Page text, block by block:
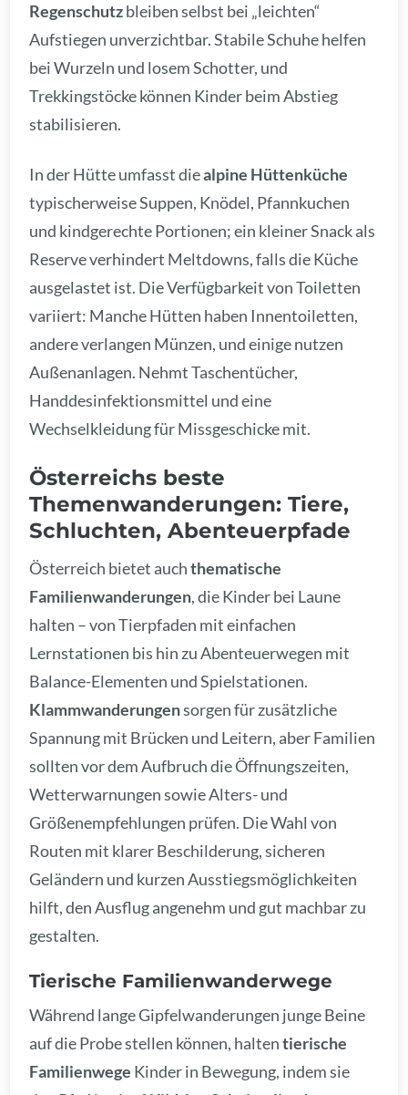
Regenschutzbleiben selbst bei „leichten“
Aufstiegen unverzichtbar. Stabile Schuhe helfen
bei Wurzeln und losem Schotter, und
Trekkingstöcke können Kinder beim Abstieg
stabilisieren.
In der Hütte umfasst diealpine Hüttenküche
typischerweise Suppen, Knödel, Pfannkuchen
und kindgerechte Portionen; ein kleiner Snack als
Reserve verhindert Meltdowns, falls die Küche
ausgelastet ist. Die Verfügbarkeit von Toiletten
variiert: Manche Hütten haben Innentoiletten,
andere verlangen Münzen, und einige nutzen
Außenanlagen. Nehmt Taschentücher,
Handdesinfektionsmittel und eine
Wechselkleidung für Missgeschicke mit.
Österreichs beste
Themenwanderungen: Tiere,
Schluchten, Abenteuerpfade
Österreich bietet auchthematische
Familienwanderungen, die Kinder bei Laune
halten – von Tierpfaden mit einfachen
Lernstationen bis hin zu Abenteuerwegen mit
Balance-Elementen und Spielstationen.
Klammwanderungensorgen für zusätzliche
Spannung mit Brücken und Leitern, aber Familien
sollten vor dem Aufbruch die Öffnungszeiten,
Wetterwarnungen sowie Alters- und
Größenempfehlungen prüfen. Die Wahl von
Routen mit klarer Beschilderung, sicheren
Geländern und kurzen Ausstiegsmöglichkeiten
hilft, den Ausflug angenehm und gut machbar zu
gestalten.
Tierische Familienwanderwege
Während lange Gipfelwanderungen junge Beine
auf die Probe stellen können, haltentierische
Familienwege Kinder in Bewegung, indem sie